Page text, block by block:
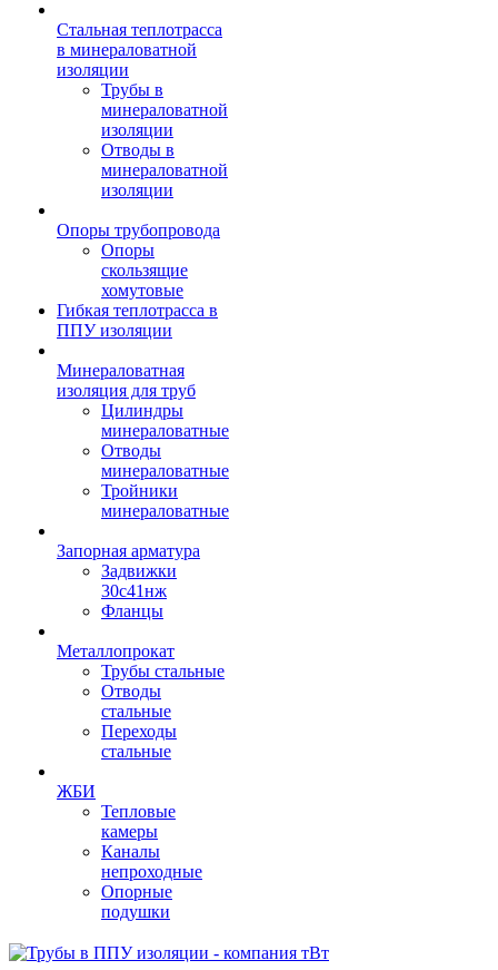
Стальная теплотрасса
в минераловатной
изоляции
Трубы в
минераловатной
изоляции
Отводы в
минераловатной
изоляции
Опоры трубопровода
Опоры
скользящие
хомутовые
Гибкая теплотрасса в
ППУ изоляции
Минераловатная
изоляция для труб
Цилиндры
минераловатные
Отводы
минераловатные
Тройники
минераловатные
Запорная арматура
Задвижки
30с41нж
Фланцы
Металлопрокат
Трубы стальные
Отводы
стальные
Переходы
стальные
ЖБИ
Тепловые
камеры
Каналы
непроходные
Опорные
подушки